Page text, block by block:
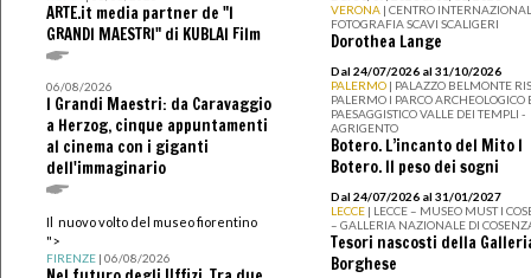
ARTE.it media partner de "I
GRANDI MAESTRI" di KUBLAI Film
06/08/2026
I Grandi Maestri: da Caravaggio
a Herzog, cinque appuntamenti
al cinema con i giganti
dell'immaginario
Il nuovo volto del museo fiorentino
">
FIRENZE| 06/08/2026
VERONA | CENTRO
FOTOGRAFIA SCAVI SCALIGERI
Dorothea Lange
Dal 24/07/2026 al 31/10/2026
PALERMO | PALAZZO BELMONTE
PALERMO I PARCO ARCHEOLOGICO
PAESAGGISTICO VALLE DEI TEMPLI -
AGRIGENTO
Botero. L’incanto del Mito I
Botero. Il peso dei sogni
Dal 24/07/2026 al 31/01/2027
LECCE | LECCE – MUSEO MUST I
– GALLERIA NAZIONALE DI
Tesori nascosti della
Borghese